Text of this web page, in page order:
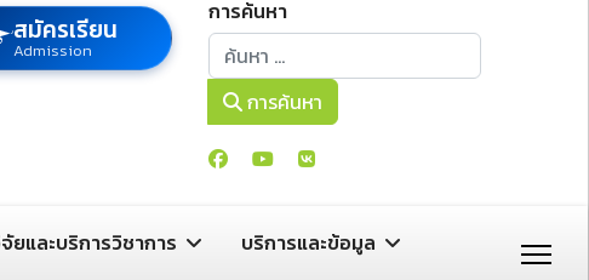
สมัครเรียน
Admission
การค้นหา
การค้นหา
การค้นหา
ยและบริการวิชาการ บริการและข้อมูล